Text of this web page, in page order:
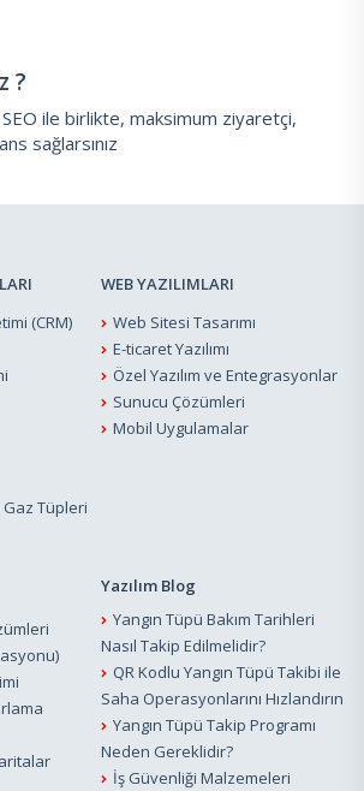
?
ile birlikte, maksimum ziyaretçi,
sağlarsınız
(CRM)
Gaz Tüpleri
WEB YAZILIMLARI
Web Sitesi Tasarımı
E-ticaret Yazılımı
Özel Yazılım ve Entegrasyonlar
Sunucu Çözümleri
Mobil Uygulamalar
Yazılım Blog
Yangın Tüpü Bakım Tarihleri
Nasıl Takip Edilmelidir?
QR Kodlu Yangın Tüpü Takibi ile
Saha Operasyonlarını Hızlandırın
Yangın Tüpü Takip Programı
Neden Gereklidir?
İş Güvenliği Malzemeleri